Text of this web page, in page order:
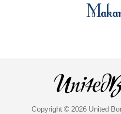
Copyright © 2026 United